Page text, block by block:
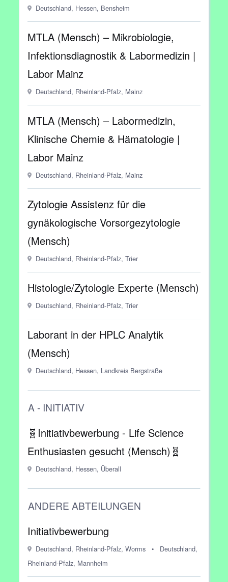
Deutschland, Hessen, Bensheim
MTLA (Mensch) – Mikrobiologie,
Infektionsdiagnostik & Labormedizin |
Labor Mainz
Deutschland, Rheinland-Pfalz, Mainz
MTLA (Mensch) – Labormedizin,
Klinische Chemie & Hämatologie |
Labor Mainz
Deutschland, Rheinland-Pfalz, Mainz
Zytologie Assistenz für die
gynäkologische Vorsorgezytologie
(Mensch)
Deutschland, Rheinland-Pfalz, Trier
Histologie/Zytologie Experte (Mensch)
Deutschland, Rheinland-Pfalz, Trier
Laborant in der HPLC Analytik
(Mensch)
Deutschland, Hessen, Landkreis Bergstraße
A - INITIATIV
🧬Initiativbewerbung - Life Science
Enthusiasten gesucht (Mensch)🧬
Deutschland, Hessen, Überall
ANDERE ABTEILUNGEN
Initiativbewerbung
Deutschland, Rheinland-Pfalz, Worms •
Deutschland,
Rheinland-Pfalz, Mannheim